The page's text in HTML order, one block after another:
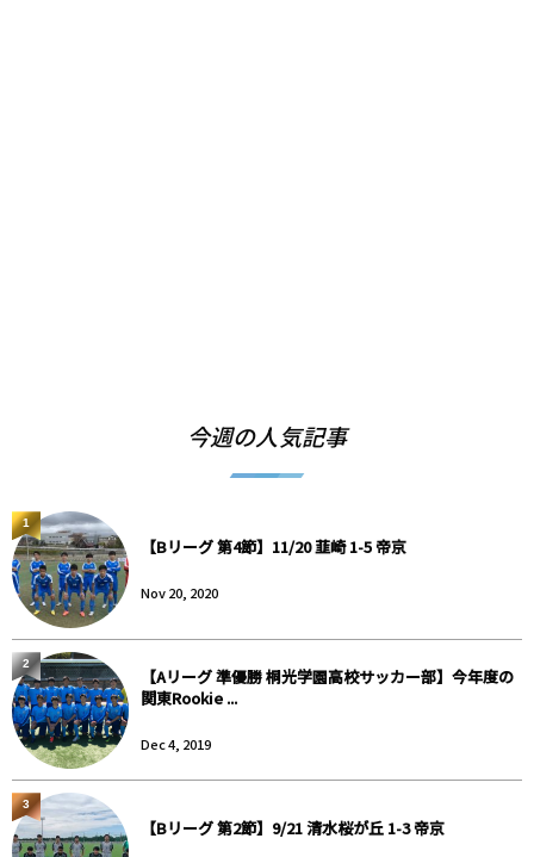
今週の人気記事
【Bリーグ 第4節】11/20 韮崎 1-5 帝京
Nov 20, 2020
1
【Aリーグ 準優勝 桐光学園高校サッカー部】今年度の
関東Rookie ...
Dec 4, 2019
2
【Bリーグ 第2節】9/21 清水桜が丘 1-3 帝京
3